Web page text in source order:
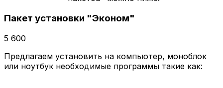
Пакет установки "Эконом"
5 600
Предлагаем установить на компьютер, моноблок
или ноутбук необходимые программы такие как: